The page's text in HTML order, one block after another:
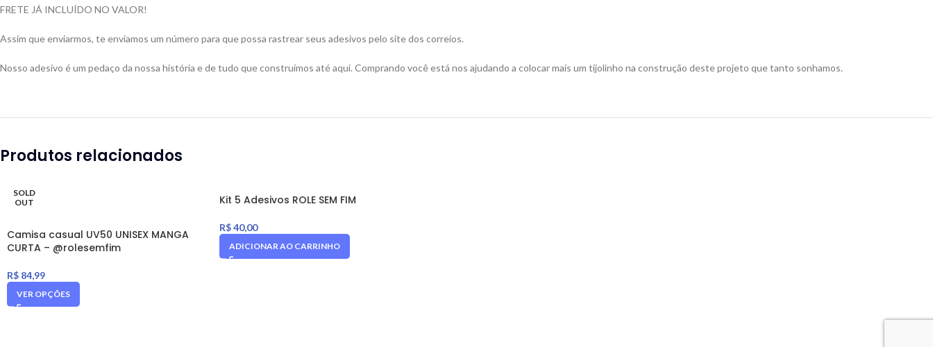
FRETE JÁ INCLUÍDO NO VALOR!
Assim que enviarmos, te enviamos um número para que possa rastrear seus adesivos pelo site dos correios.
Nosso adesivo é um pedaço da nossa história e de tudo que construímos até aqui. Comprando você está nos ajudando a colocar mais um tijolinho na construção deste projeto que tanto sonhamos.
Produtos relacionados
SOLD
OUT
Camisa casual UV50 UNISEX MANGA
CURTA – @rolesemfim
R$ 84,99
VER OPÇÕES
Kit 5 Adesivos ROLE SEM FIM
R$40,00
ADICIONAR AO CARRINHO